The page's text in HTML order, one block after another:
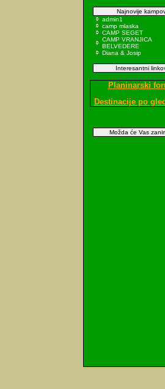
Najnovije
admin1
camp mlaska
CAMP SEGET
CAMP VRANJICA
BELVEDERE
Diana & Josip
Interesantni
Planinarski
Destinacije po
Možda će Vas